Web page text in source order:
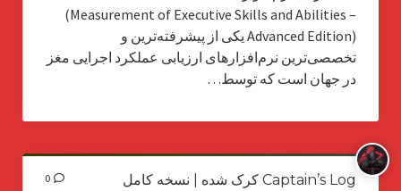
(Measurement of Executive Skills and Abilities –
Advanced Edition) یکی از پیشرفته‌ترین و
تخصصی‌ترین نرم‌افزارهای ارزیابی عملکرد اجرایی مغز
در جهان است که توسط…
Captain’s Log کرک شده | نسخه کامل
0